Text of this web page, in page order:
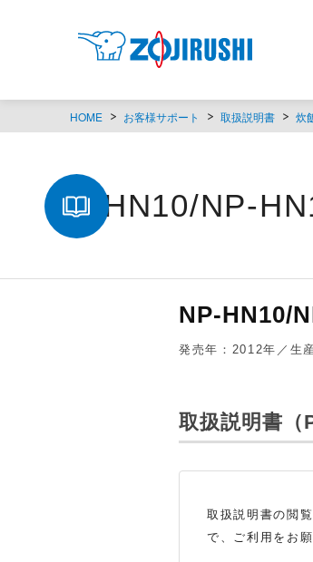
HOME お客様サポート 取扱説明書 炊
NP-HN10/NP-
NP-HN10/
発売年：2012年／生
取扱説明書（
取扱説明書の閲
で、ご利用をお願